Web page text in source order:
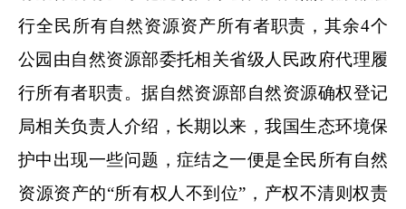
行全民所有自然资源资产所有者职责，其余4个
公园由自然资源部委托相关省级人民政府代理履
行所有者职责。据自然资源部自然资源确权登记
局相关负责人介绍，长期以来，我国生态环境保
护中出现一些问题，症结之一便是全民所有自然
资源资产的“所有权人不到位”，产权不清则权责